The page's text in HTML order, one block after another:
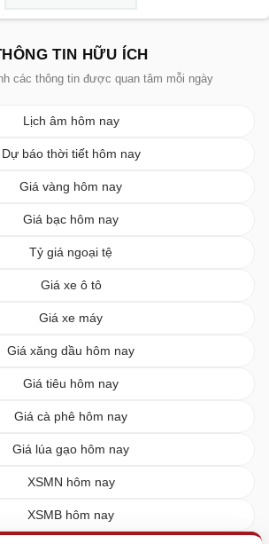
TIN HỮU ÍCH
các thông tin được quan tâm mỗi ngày
Lịch âm hôm nay
Dự báo thời tiết hôm nay
Giá vàng hôm nay
Giá bạc hôm nay
Tỷ giá ngoại tệ
Giá xe ô tô
Giá xe máy
Giá xăng dầu hôm nay
Giá tiêu hôm nay
Giá cà phê hôm nay
Giá lúa gạo hôm nay
XSMN hôm nay
XSMB hôm nay